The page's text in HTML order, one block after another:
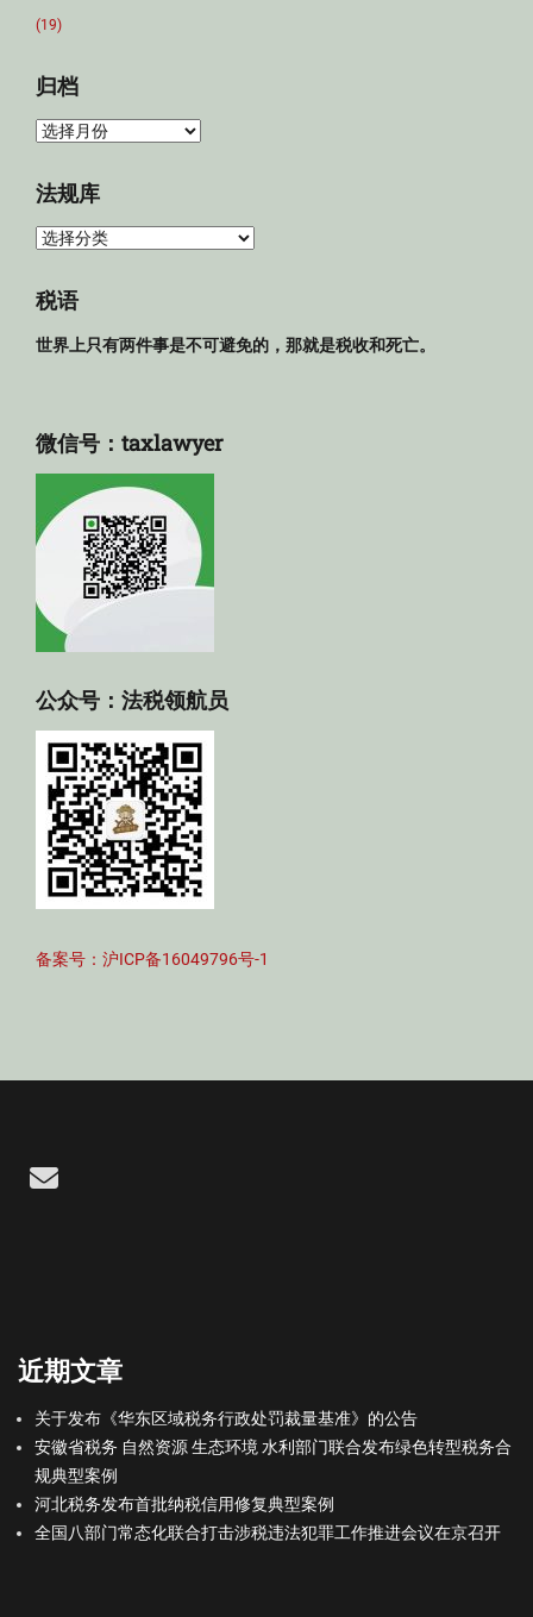
(19)
归档
归
法规库
法
库
税语
世界上只有两件事是不可避免的，那就是税收和死亡。
微信号：taxlawyer
公众号：法税领航员
备案号：沪ICP备16049796号-1
Email
近期文章
关于发布《华东区域税务行政处罚裁量基准》的公告
安徽省税务 自然资源 生态环境 水利部门联合发布绿色转型税务合
规典型案例
河北税务发布首批纳税信用修复典型案例
全国八部门常态化联合打击涉税违法犯罪工作推进会议在京召开